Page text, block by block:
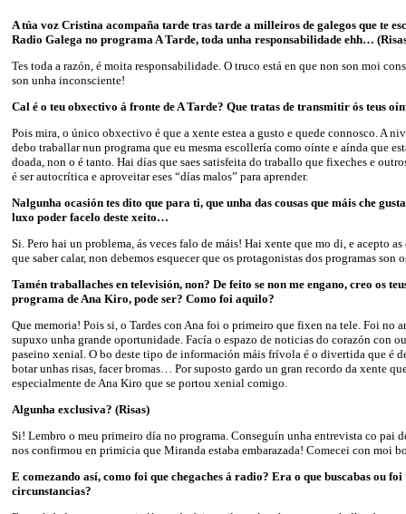
A túa voz Cristina acompaña tarde tras tarde a milleiros de galegos que te
Radio Galega no programa A Tarde, toda unha responsabilidade ehh…
Tes toda a razón, é moita responsabilidade. O truco está en que non son moi
son unha inconsciente!
Cal é o teu obxectivo á fronte de A Tarde? Que tratas de transmitir ós teus
Pois mira, o único obxectivo é que a xente estea a gusto e quede connosco. A
debo traballar nun programa que eu mesma escollería como oínte e aínda que
doada, non o é tanto. Hai días que saes satisfeita do traballo que fixeches e
é ser autocrítica e aproveitar eses “días malos” para aprender.
Nalgunha ocasión tes dito que para ti, que unha das cousas que máis che
luxo poder facelo deste xeito…
Si. Pero hai un problema, ás veces falo de máis! Hai xente que mo di, e acepto
que saber calar, non debemos esquecer que os protagonistas dos programas son
Tamén traballaches en televisión, non? De feito se non me engano, creo os
programa de Ana Kiro, pode ser? Como foi aquilo?
Que memoria! Pois si, o Tardes con Ana foi o primeiro que fixen na tele. Foi no
supuxo unha grande oportunidade. Facía o espazo de noticias do corazón con
paseino xenial. O bo deste tipo de información máis frívola é o divertida que é
botar unhas risas, facer bromas… Por suposto gardo un gran recordo da xente
especialmente de Ana Kiro que se portou xenial comigo.
Algunha exclusiva? (Risas)
Si! Lembro o meu primeiro día no programa. Conseguín unha entrevista co pai
nos confirmou en primicia que Miranda estaba embarazada! Comecei con moi
E comezando así, como foi que chegaches á radio? Era o que buscabas ou foi
circunstancias?